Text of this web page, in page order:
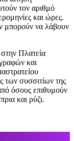
τον αριθμό
και ώρες.
μπορούν να λάβουν
στην Πλατεία
και
των συσσιτίων της
όσους επιθυμούν
και ρύζι.